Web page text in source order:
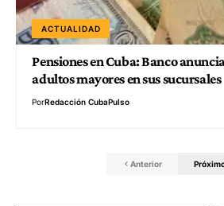
ACTUALIDAD
Pensiones en Cuba: Banco
adultos mayores en sus sucursales
PorRedacción CubaPulso
Anterior